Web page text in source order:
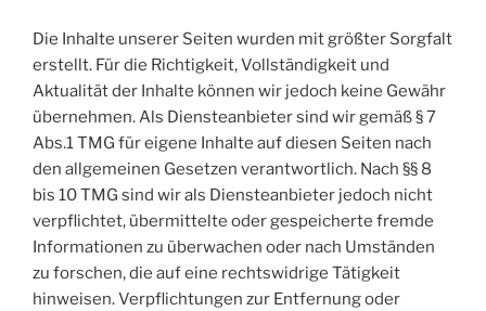
Die Inhalte unserer Seiten wurden mit größter Sorgfalt
erstellt. Für die Richtigkeit, Vollständigkeit und
Aktualität der Inhalte können wir jedoch keine Gewähr
übernehmen. Als Diensteanbieter sind wir gemäß § 7
Abs.1 TMG für eigene Inhalte auf diesen Seiten nach
den allgemeinen Gesetzen verantwortlich. Nach §§ 8
bis 10 TMG sind wir als Diensteanbieter jedoch nicht
verpflichtet, übermittelte oder gespeicherte fremde
Informationen zu überwachen oder nach Umständen
zu forschen, die auf eine rechtswidrige Tätigkeit
hinweisen. Verpflichtungen zur Entfernung oder